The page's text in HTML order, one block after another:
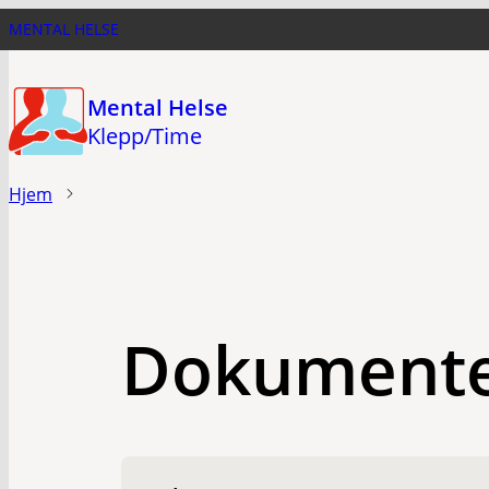
Hopp
til
hovedinnhold
MENTAL HELSE
Mental Helse
Klepp/Time
Hjem